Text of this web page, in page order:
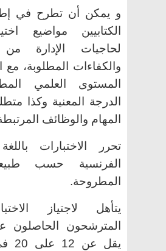
و يمكن أن تطرح في
الكتابيين مواضيع
لحاجيات الإدارة
والكفاءات المطلوبة، مع
المستوى العلمي
الدرجة المعنية وكذا
المهام والوظائف
تحرر الاختبارات
الفرنسية حسب
المطروحة.
يتأهل لاجتياز
المترشحون الحاصلون